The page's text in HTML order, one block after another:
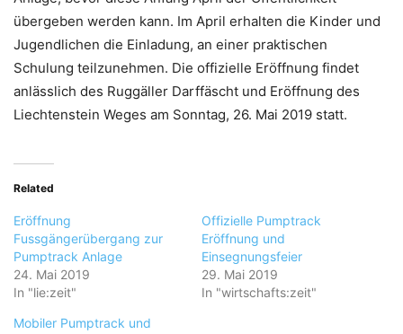
übergeben werden kann. Im April erhalten die Kinder und
Jugendlichen die Einladung, an einer praktischen
Schulung teilzunehmen. Die offizielle Eröffnung findet
anlässlich des Ruggäller Darffäscht und Eröffnung des
Liechtenstein Weges am Sonntag, 26. Mai 2019 statt.
Related
Eröffnung
Fussgängerübergang zur
Pumptrack Anlage
24. Mai 2019
In "lie:zeit"
Offizielle Pumptrack
Eröffnung und
Einsegnungsfeier
29. Mai 2019
In "wirtschafts:zeit"
Mobiler Pumptrack und